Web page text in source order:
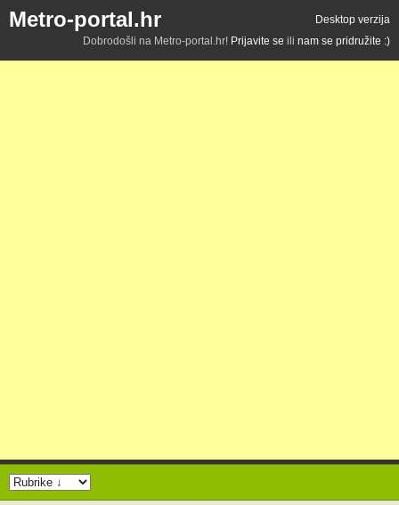
Metro-portal.hr
Desktop verzija
Dobrodošli na Metro-portal.hr! Prijavite se ili nam se pridružite :)